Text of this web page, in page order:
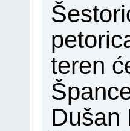
teren
Dušan